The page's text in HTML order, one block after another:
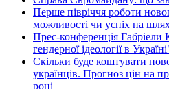
Перше півріччя роботи
можливості чи успіх на
Прес-конференція Габріели
гендерної ідеології в
Скільки буде коштувати
українців. Прогноз цін на
році